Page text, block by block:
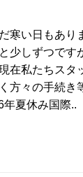
寒い日もあり
少しずつです
在私たちスタ
方々の手続き
夏休み国際..